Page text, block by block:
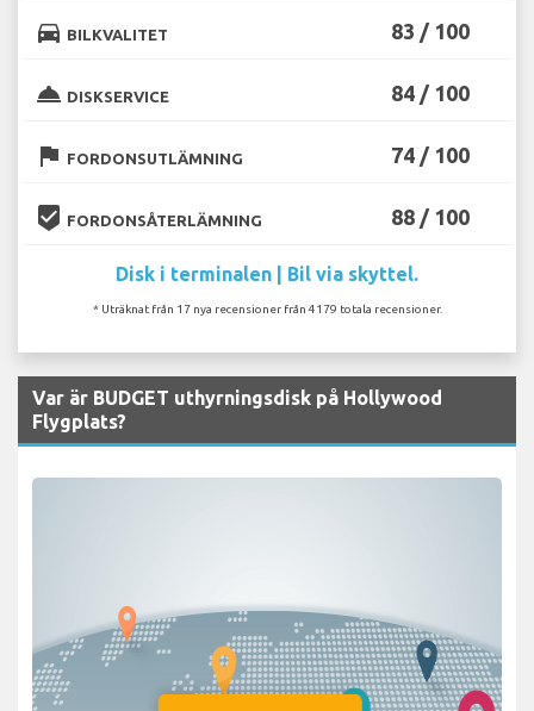
directions_car BILKVALITET 83 / 100
room_service DISKSERVICE 84 / 100
flag FORDONSUTLÄMNING 74 / 100
beenhere FORDONSÅTERLÄMNING 88 / 100
Disk i terminalen | Bil via skyttel.
* Uträknat från 17 nya recensioner från 4179 totala recensioner.
Var är BUDGET uthyrningsdisk på Hollywood
Flygplats?